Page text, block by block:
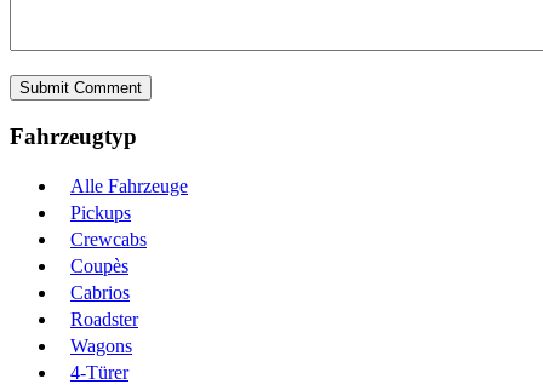
Fahrzeugtyp
Alle Fahrzeuge
Pickups
Crewcabs
Coupès
Cabrios
Roadster
Wagons
4-Türer